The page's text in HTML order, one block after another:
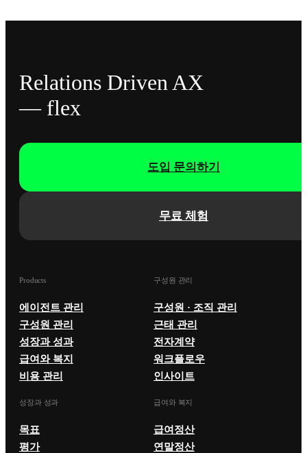
Relations Driven AX
— flex
무료 체험
도입 문의하기
Products
에이전트 관리
구성원 관리
성장과 성과
급여와 복지
비용 관리
구성원 관리
구성원 · 조직 관리
근태 관리
전자계약
워크플로우
인사이트
성장과 성과
목표
평가
급여와 복지
급여정산
연말정산